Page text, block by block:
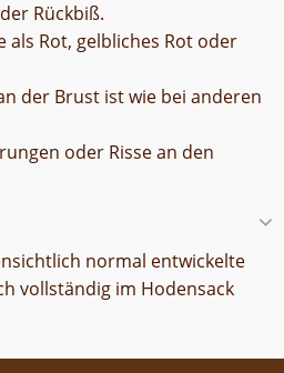
Rückbiß.
als Rot, gelbliches Rot oder
der Brust ist wie bei anderen
oder Risse an den
normal entwickelte
vollständig im Hodensack